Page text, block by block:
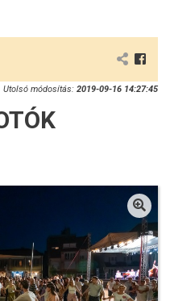
Utolsó módosítás: 2019-09-16 14:27:45